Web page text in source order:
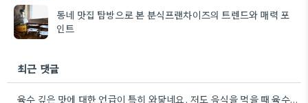
동네 맛집 탐방으로 본 분식프랜차이즈의 트렌드와 매력 포
인트
최근 댓글
육수 깊은 맛에 대한 언급이 특히 와닿네요. 저도 음식을 먹을 때 육수의 깊은 맛을 중요하게…